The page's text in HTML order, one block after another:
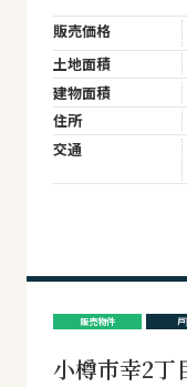
販売価格
土地面積
建物面積
住所
交通
販売物件
小樽市幸2